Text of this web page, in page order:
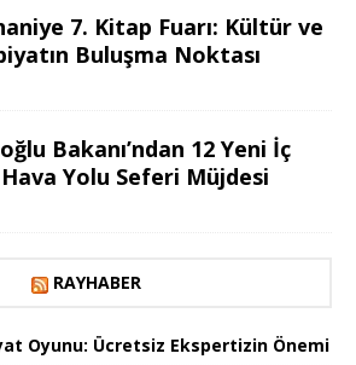
7. Kitap Fuarı: Kültür ve
Buluşma Noktası
Bakanı’ndan 12 Yeni İç
Yolu Seferi Müjdesi
RAYHABER
Oyunu: Ücretsiz Ekspertizin Önemi